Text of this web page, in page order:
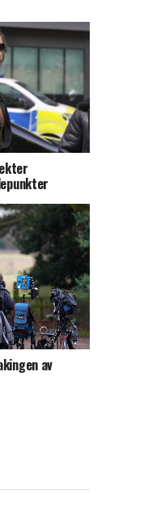
av